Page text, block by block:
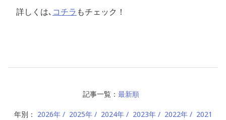
詳しくは､ コチラ もチェック！
記事一覧： 最新順
年別： 2026年 2025年 2024年 2023年 2022年
2021